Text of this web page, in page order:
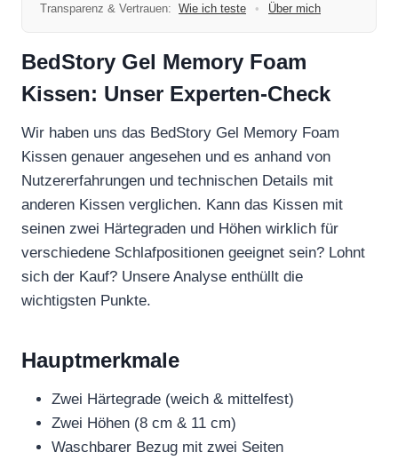
Transparenz & Vertrauen: Wie ich teste • Über mich
BedStory Gel Memory Foam
Kissen: Unser Experten-Check
Wir haben uns das BedStory Gel Memory Foam
Kissen genauer angesehen und es anhand von
Nutzererfahrungen und technischen Details mit
anderen Kissen verglichen. Kann das Kissen mit
seinen zwei Härtegraden und Höhen wirklich für
verschiedene Schlafpositionen geeignet sein? Lohnt
sich der Kauf? Unsere Analyse enthüllt die
wichtigsten Punkte.
Hauptmerkmale
Zwei Härtegrade (weich & mittelfest)
Zwei Höhen (8 cm & 11 cm)
Waschbarer Bezug mit zwei Seiten